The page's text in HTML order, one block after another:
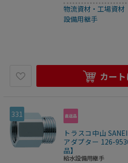
物流資材・工場資材
設備用継手
カー
331
トラスコ中山
アダプター 126-
品】
給水設備用継手